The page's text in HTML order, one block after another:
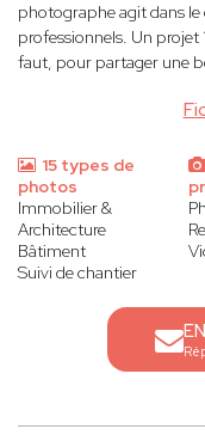
photographe agit dans
professionnels. Un projet
faut, pour partager une
15 types de
photos
Immobilier &
Architecture
Bâtiment
Suivi de chantier